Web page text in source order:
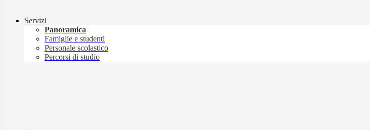
Servizi
Panoramica
Famiglie e studenti
Personale scolastico
Percorsi di studio